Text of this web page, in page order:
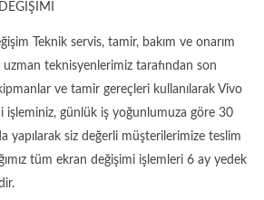
Teknik servis, tamir, bakım ve onarım
uzman teknisyenlerimiz tarafından son
ve tamir gereçleri kullanılarak Vivo
işleminiz, günlük iş yoğunlumuza göre 30
yapılarak siz değerli müşterilerimize teslim
tüm ekran değişimi işlemleri 6 ay yedek